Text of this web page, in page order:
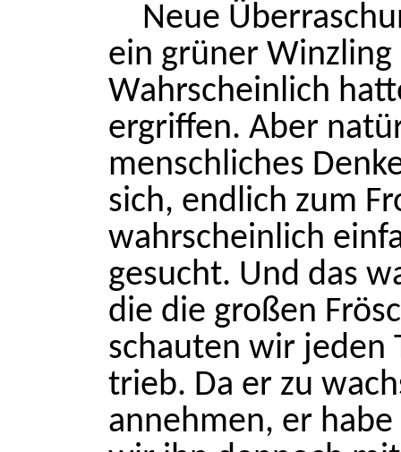
Neue
ein grüner
Wahrscheinlich
ergriffen. Aber
menschliches
sich, endlich zum
wahrscheinlich
gesucht. Und das
die die großen
schauten wir jeden
trieb. Da er zu
annehmen, er